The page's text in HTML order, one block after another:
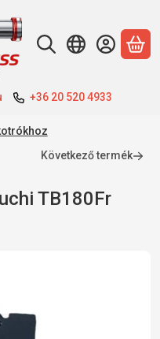
+36 20 520 4933
A
Következő termék
TB180Fr